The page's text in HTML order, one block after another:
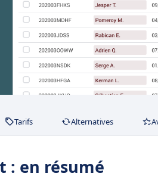
Tarifs Alternatives
: en résumé